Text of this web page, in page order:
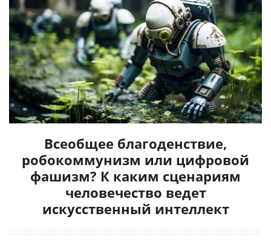
Всеобщее благоденствие,
робокоммунизм или цифровой
фашизм? К каким сценариям
человечество ведет
искусственный интеллект